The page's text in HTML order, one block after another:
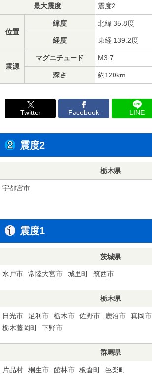
最大震度 震度2
位置
緯度 北緯 35.8度
経度 東経 139.2度
震源
マグニチュード M3.7
深さ 約120km
Twitter Facebook LINE
震度2
栃木県
宇都宮市
震度1
茨城県
水戸市 常陸大宮市 城里町 筑西市
栃木県
日光市 足利市 栃木市 佐野市 鹿沼市 真岡市
栃木藤岡町
下野市
群馬県
片品村 桐生市 館林市 板倉町 邑楽町